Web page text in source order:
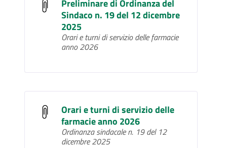
Preliminare di Ordinanza del
Sindaco n. 19 del 12 dicembre
2025
Orari e turni di servizio delle farmacie
anno 2026
Orari e turni di servizio delle
farmacie anno 2026
Ordinanza sindacale n. 19 del 12
dicembre 2025